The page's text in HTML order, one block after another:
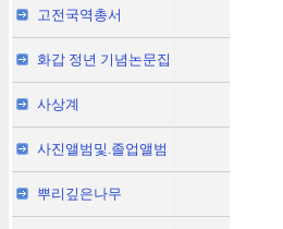
고전국역총서
화갑 정년 기념논문집
사상계
사진앨범및.졸업앨범
뿌리깊은나무